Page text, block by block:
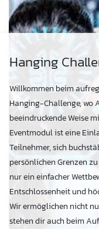
Hanging
Willkommen beim
Hanging-Challenge, wo
beeindruckende Weise
Eventmodul ist eine
Teilnehmer, sich
persönlichen Grenzen
nur ein einfacher
Entschlossenheit und
Wir ermöglichen nicht
stehen dir auch beim